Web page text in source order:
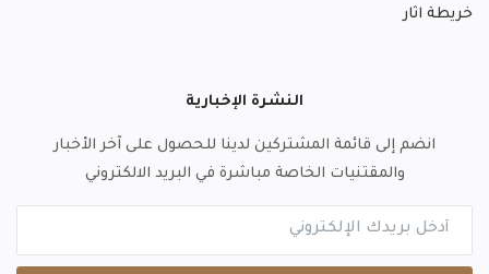
خريطة اثار
النشرة الإخبارية
انضم إلى قائمة المشتركين لدينا للحصول على آخر الأخبار
والمقتنيات الخاصة مباشرة في البريد الالكتروني